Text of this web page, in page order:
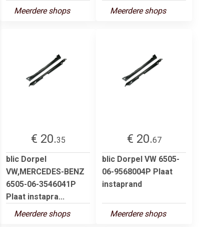
Meerdere shops
Meerdere shops
€ 20.35
blic Dorpel
VW,MERCEDES-BENZ
6505-06-3546041P
Plaat instapra...
Meerdere shops
€ 20.67
blic Dorpel VW 6505-
06-9568004P Plaat
instaprand
Meerdere shops